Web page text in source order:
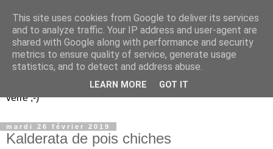
Un peu gay dans les
coings...
Découvrir le monde. Assiette après assiette. Verre après
verre ;-)
mardi 26 février 2019
Kalderata de pois chiches
This site uses cookies from Google to deliver its services
and to analyze traffic. Your IP address and user-agent are
shared with Google along with performance and security
metrics to ensure quality of service, generate usage
statistics, and to detect and address abuse.
LEARN MORE GOT IT